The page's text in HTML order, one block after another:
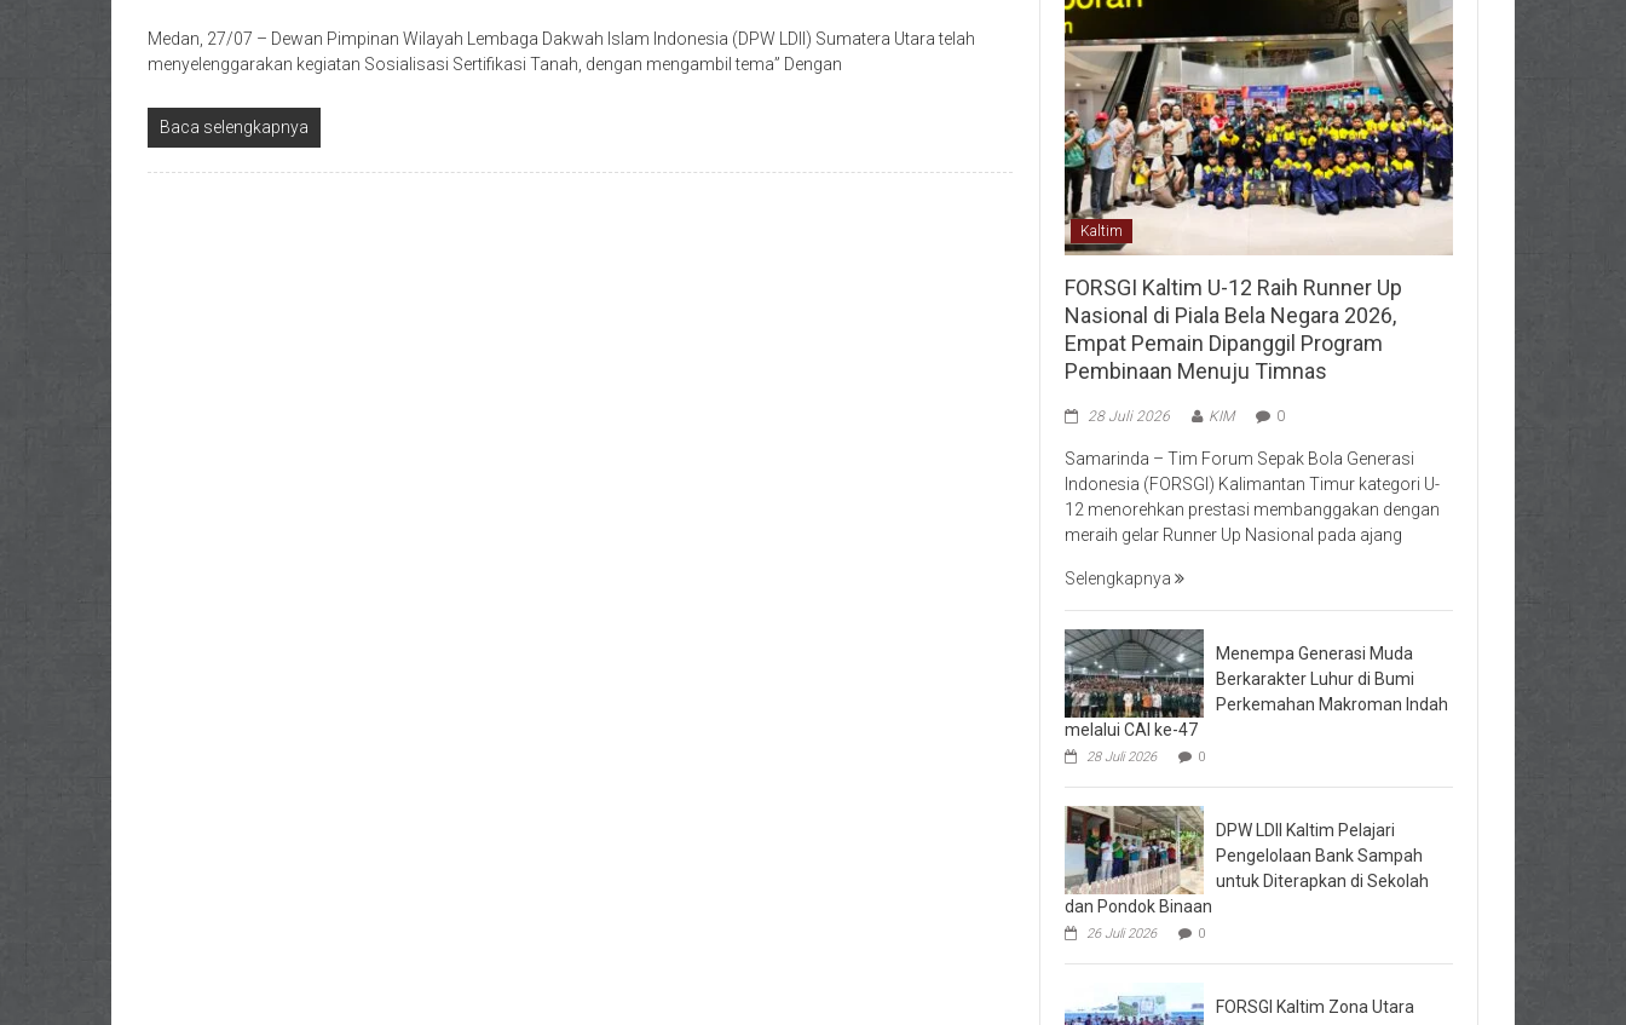
Medan, 27/07 – Dewan Pimpinan Wilayah Lembaga Dakwah Islam Indonesia (DPW LDII) Sumatera Utara telah
menyelenggarakan kegiatan Sosialisasi Sertifikasi Tanah, dengan mengambil tema” Dengan
Baca selengkapnya
Kaltim
FORSGI Kaltim U-12 Raih Runner Up
Nasional di Piala Bela Negara 2026,
Empat Pemain Dipanggil Program
Pembinaan Menuju Timnas
28 Juli 2026 KIM 0
Samarinda – Tim Forum Sepak Bola Generasi
Indonesia (FORSGI) Kalimantan Timur kategori U-
12 menorehkan prestasi membanggakan dengan
meraih gelar Runner Up Nasional pada ajang
Selengkapnya
Menempa Generasi Muda
Berkarakter Luhur di Bumi
Perkemahan Makroman Indah
melalui CAI ke-47
28 Juli 2026 0
DPW LDII Kaltim Pelajari
Pengelolaan Bank Sampah
untuk Diterapkan di Sekolah
dan Pondok Binaan
26 Juli 2026 0
FORSGI Kaltim Zona Utara